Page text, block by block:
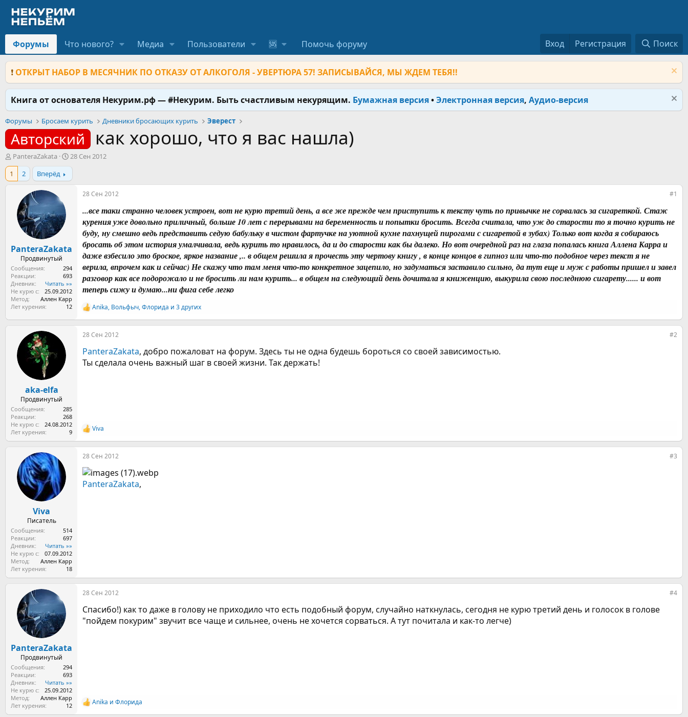
Форумы Что нового? Медиа Пользователи 🆘 Помочь форуму Вход Регистрация Поиск
❗ ОТКРЫТ НАБОР В МЕСЯЧНИК ПО ОТКАЗУ ОТ АЛКОГОЛЯ - УВЕРТЮРА 57! ЗАПИСЫВАЙСЯ, МЫ ЖДЕМ ТЕБЯ!!
Книга от основателя Некурим.рф — #Некурим. Быть счастливым некурящим. Бумажная версия•Электронная версия, Аудио-версия
Форумы Бросаем курить Дневники бросающих курить Эверест
Авторский как хорошо, что я вас нашла)
А
в
о
м
PanteraZakata
Д
а
а
28 Сен 2012
1
2 Вперёд
PanteraZakata
Продвинутый
Сообщения
294
Реакции
693
Дневник
Читать »»
Не курю с
25.09.2012
Метод
Аллен Карр
Лет курения
12
28 Сен 2012 #1
...все таки странно человек устроен, вот не курю третий день, а все же прежде чем приступить к тексту чуть по привычке не сорвалась за сигареткой. Стаж
курения уже довольно приличный, больше 10 лет с перерывами на беременность и попытки бросить. Всегда считала, что уж до старости то я точно курить не
буду, ну смешно ведь представить седую бабульку в чистом фартучке на уютной кухне пахнущей пирогами с сигаретой в зубах) Только вот когда я собираюсь
бросать об этом история умалчивала, ведь курить то нравилось, да и до старости как бы далеко. Но вот очередной раз на глаза попалась книга Аллена Карра и
даже взбесило это броское, яркое название ,.. в общем решила я прочесть эту чертову книгу , в конце концов в гипноз или что-то подобное через текст я не
верила, впрочем как и сейчас) Не скажу что там меня что-то конкретное зацепило, но задуматься заставило сильно, да тут еще и муж с работы пришел и завел
разговор как все подорожало и не бросить ли нам курить... в общем на следующий день дочитала я книженцию, выкурила свою последнюю сигарету...... и вот
теперь сижу и думаю...ни фига себе легко
Р
е
а
к
и
и
Anika, Вольфыч,Флорида и 3 других
aka-elfa
Продвинутый
Сообщения
285
Реакции
268
Не курю с
24.08.2012
Лет курения
9
28 Сен 2012 #2
PanteraZakata, добро пожаловат на форум. Здесь ты не одна будешь бороться со своей зависимостью.
Ты сделала очень важный шаг в своей жизни. Так держать!
Р
е
а
к
и
и
:
Viva
Viva
Писатель
Сообщения
514
Реакции
697
Дневник
Читать »»
Не курю с
07.09.2012
Метод
Аллен Карр
Лет курения
18
28 Сен 2012 #3
PanteraZakata,
PanteraZakata
Продвинутый
Сообщения
294
Реакции
693
Дневник
Читать »»
Не курю с
25.09.2012
Метод
Аллен Карр
Лет курения
12
28 Сен 2012 #4
Спасибо!) как то даже в голову не приходило что есть подобный форум, случайно наткнулась, сегодня не курю третий день и голосок в голове
"пойдем покурим" звучит все чаще и сильнее, очень не хочется сорваться. А тут почитала и как-то легче)
Р
е
Anika и Флорида